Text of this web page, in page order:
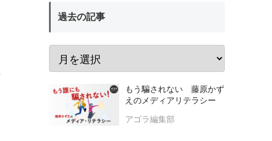
過去の記事
もう騙されない 藤原かず
えのメディアリテラシー
アゴラ編集部